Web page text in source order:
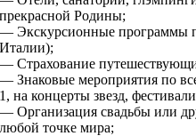
прекрасной Родины;
— Экскурсионные программы
Италии);
— Страхование
— Знаковые мероприятия по
1, на концерты звезд,
— Организация свадьбы или
любой точке мира;